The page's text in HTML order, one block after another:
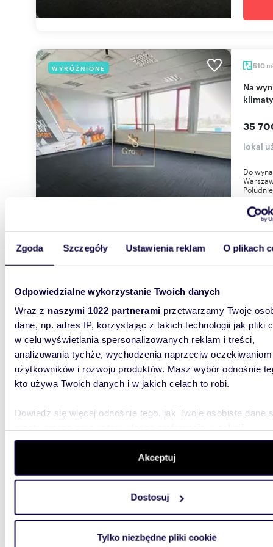
Zgoda Szczegóły Ustawienia reklam O plikach
Odpowiedzialne wykorzystanie Twoich danych
Wraz z naszymi 1022 partnerami przetwarzamy Twoje
dane, np. adres IP, korzystając z takich technologii jak pliki
w celu wyświetlania spersonalizowanych reklam i treści,
analizowania tychże, wychodzenia naprzeciw oczekiwaniom
użytkowników i rozwoju produktów. Masz wybór odnośnie
kto używa Twoich danych i w jakich celach to robi.
Dowiedz się więcej odnośnie tego, jak Twoje osobiste dane
szczegółów. W Deklaracji plików cookie możesz zmienić
wycofać swoją zgodę w dowolnej chwili.
aby oferować funkcje społecznościowe i analizować ruch w
witrynie. Informacje o tym, jak korzystasz z naszej witryny,
analitycznym. Partnerzy mogą połączyć te informacje z
Akceptuj
Dostosuj
Tylko niezbędne pliki cookie
WYRÓŻNIONE 510 m
Na wynajem przestronne biuro 510 m² z
35
lokal
Do
WYRÓŻNIONE
Na wynajem nowoczesne biuro 420 m² z
33
lokal
WYRÓŻNIONE